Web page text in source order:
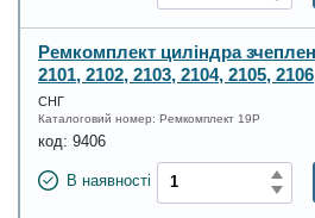
Ремкомплект циліндра
2101, 2102, 2103, 2104, 2105,
СНГ
Каталоговий номер: Ремкомплект 19Р
код: 9406
В наявності